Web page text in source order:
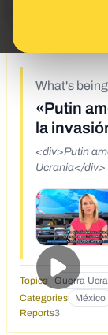
3/8/22
What's
«Putin
la
<div>Putin
Ucrania</div>
Topics Guerra
Categories
México
Reports3